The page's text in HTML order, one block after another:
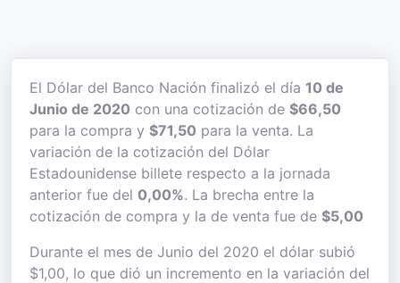
El Dólar del Banco Nación finalizó el día 10 de
Junio de 2020 con una cotización de $66,50
para la compra y $71,50 para la venta. La
variación de la cotización del Dólar
Estadounidense billete respecto a la jornada
anterior fue del 0,00%. La brecha entre la
cotización de compra y la de venta fue de $5,00
Durante el mes de Junio del 2020 el dólar subió
$1,00, lo que dió un incremento en la variación del